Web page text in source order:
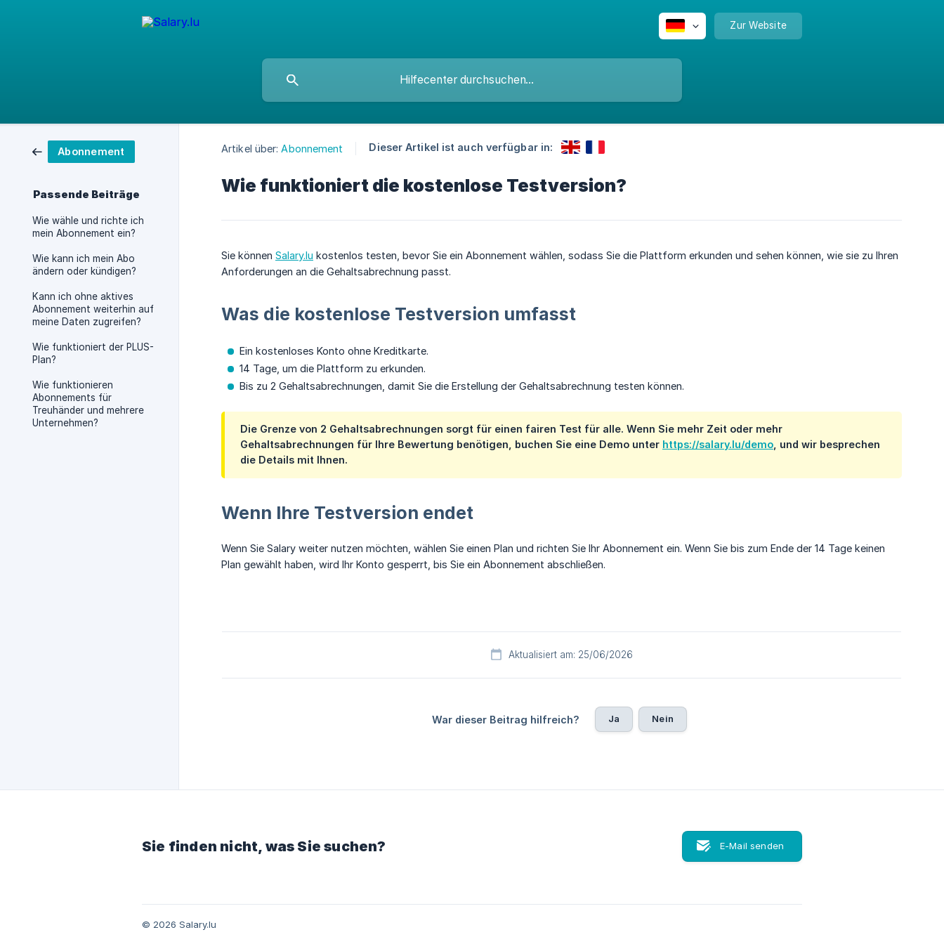
Zur Website
Abonnement
Passende Beiträge
Wie wähle und richte ich
mein Abonnement ein?
Wie kann ich mein Abo
ändern oder kündigen?
Kann ich ohne aktives
Abonnement weiterhin auf
meine Daten zugreifen?
Wie funktioniert der PLUS-
Plan?
Wie funktionieren
Abonnements für
Treuhänder und mehrere
Unternehmen?
Artikel über: Abonnement Dieser Artikel ist auch verfügbar in:
Wie funktioniert die kostenlose Testversion?
Sie können Salary.lu kostenlos testen, bevor Sie ein Abonnement wählen, sodass Sie die Plattform erkunden und sehen können, wie sie zu Ihren
Anforderungen an die Gehaltsabrechnung passt.
Was die kostenlose Testversion umfasst
Ein kostenloses Konto ohne Kreditkarte.
14 Tage, um die Plattform zu erkunden.
Bis zu 2 Gehaltsabrechnungen, damit Sie die Erstellung der Gehaltsabrechnung testen können.
Die Grenze von 2 Gehaltsabrechnungen sorgt für einen fairen Test für alle. Wenn Sie mehr Zeit oder mehr
Gehaltsabrechnungen für Ihre Bewertung benötigen, buchen Sie eine Demo unter https://salary.lu/demo , und wir besprechen
die Details mit Ihnen.
Wenn Ihre Testversion endet
Wenn Sie Salary weiter nutzen möchten, wählen Sie einen Plan und richten Sie Ihr Abonnement ein. Wenn Sie bis zum Ende der 14 Tage keinen
Plan gewählt haben, wird Ihr Konto gesperrt, bis Sie ein Abonnement abschließen.
Aktualisiert am: 25/06/2026
War dieser Beitrag hilfreich? Ja Nein
Sie finden nicht, was Sie suchen? E-Mail senden
© 2026 Salary.lu